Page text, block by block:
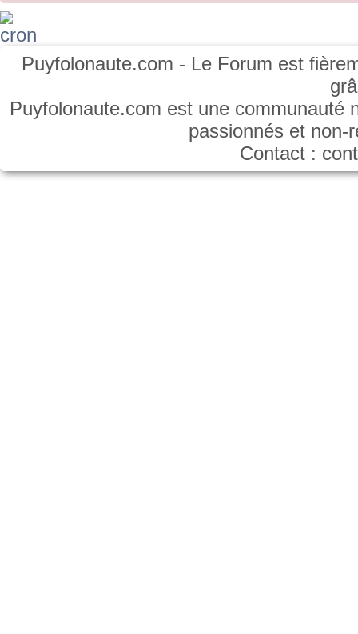
Puyfolonaute.com - Le Forum est
Puyfolonaute.com est une communauté
passionnés et
Contact :